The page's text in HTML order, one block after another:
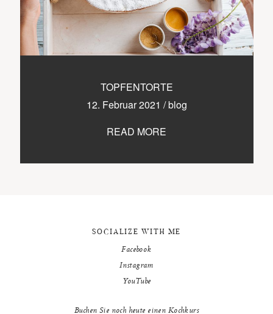
TOPFENTORTE
12. Februar 2021 /blog
READ MORE
9500 / VILLACH / KÄRNTEN
SOCIALIZE WITH ME
Facebook
Instagram
YouTube
Buchen Sie noch heute einen Kochkurs